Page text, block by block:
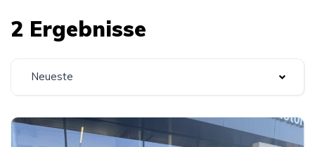
2 Ergebnisse
Neueste